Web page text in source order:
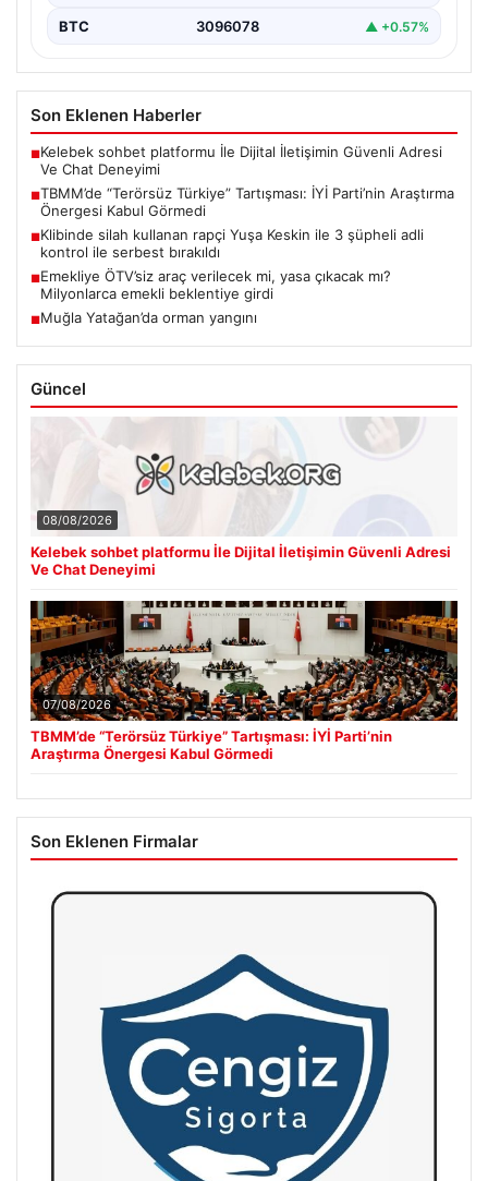
BTC 3096078 ▲ +0.57%
Son Eklenen Haberler
■Kelebek sohbet platformu İle Dijital İletişimin Güvenli Adresi
Ve Chat Deneyimi
■TBMM’de “Terörsüz Türkiye” Tartışması: İYİ Parti’nin Araştırma
Önergesi Kabul Görmedi
■Klibinde silah kullanan rapçi Yuşa Keskin ile 3 şüpheli adli
kontrol ile serbest bırakıldı
■Emekliye ÖTV’siz araç verilecek mi, yasa çıkacak mı?
Milyonlarca emekli beklentiye girdi
■Muğla Yatağan’da orman yangını
Güncel
08/08/2026
Kelebek sohbet platformu İle Dijital İletişimin Güvenli Adresi
Ve Chat Deneyimi
07/08/2026
TBMM’de “Terörsüz Türkiye” Tartışması: İYİ Parti’nin
Araştırma Önergesi Kabul Görmedi
Son Eklenen Firmalar